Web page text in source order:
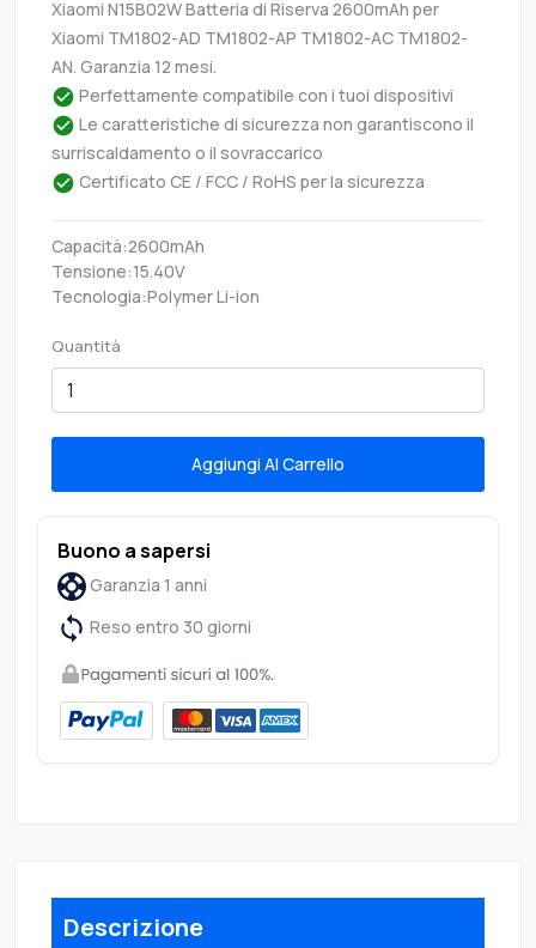
Xiaomi N15B02W Batteria di Riserva 2600mAh per
Xiaomi TM1802-AD TM1802-AP TM1802-AC TM1802-
AN. Garanzia 12 mesi.
Perfettamente compatibile con i tuoi dispositivi
Le caratteristiche di sicurezza non garantiscono il
surriscaldamento o il sovraccarico
Certificato CE / FCC / RoHS per la sicurezza
Capacità:2600mAh
Tensione:15.40V
Tecnologia:Polymer Li-ion
Quantità
Aggiungi Al Carrello
Buono a sapersi
Garanzia 1 anni
Reso entro 30 giorni
Descrizione